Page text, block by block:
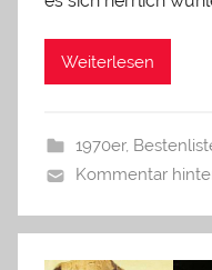
Weiterlesen
1970er,
Kommentar